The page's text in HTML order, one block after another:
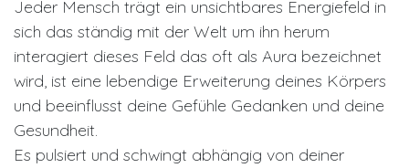
Jeder Mensch trägt ein unsichtbares Energiefeld in
sich das ständig mit der Welt um ihn herum
interagiert dieses Feld das oft als Aura bezeichnet
wird, ist eine lebendige Erweiterung deines Körpers
und beeinflusst deine Gefühle Gedanken und deine
Gesundheit.
Es pulsiert und schwingt abhängig von deiner